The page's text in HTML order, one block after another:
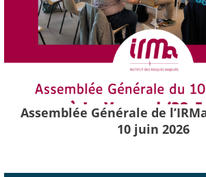
Assemblée Générale de
10 juin 2026